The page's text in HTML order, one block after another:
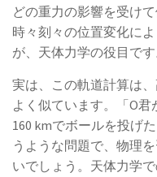
どの重力の影響を受け
時々刻々の位置変化に
が、天体力学の役目です
実は、この軌道計算は
よく似ています。「O君
160 kmでボールを投げ
うような問題で、物理
いでしょう。天体力学